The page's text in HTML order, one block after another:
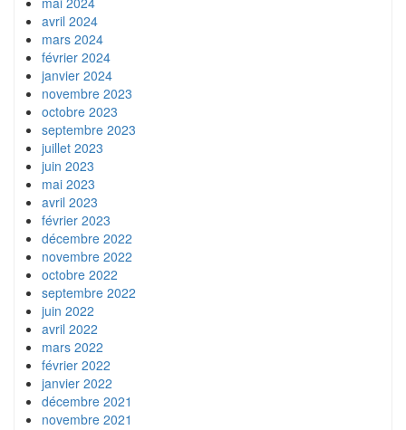
avril 2024
mars 2024
février 2024
janvier 2024
novembre 2023
octobre 2023
septembre 2023
juillet 2023
juin 2023
mai 2023
avril 2023
février 2023
décembre 2022
novembre 2022
octobre 2022
septembre 2022
juin 2022
avril 2022
mars 2022
février 2022
janvier 2022
décembre 2021
novembre 2021